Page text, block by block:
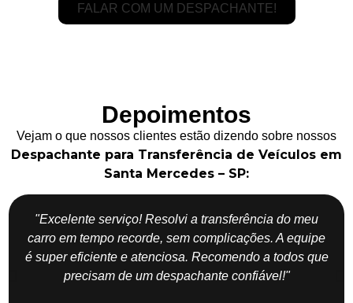
FALAR COM UM DESPACHANTE!
Depoimentos
Vejam o que nossos clientes estão dizendo sobre nossos
Despachante para Transferência de Veículos em
Santa Mercedes – SP:
"Excelente serviço! Resolvi a transferência do meu
carro em tempo recorde, sem complicações. A equipe
é super eficiente e atenciosa. Recomendo a todos que
precisam de um despachante confiável!"